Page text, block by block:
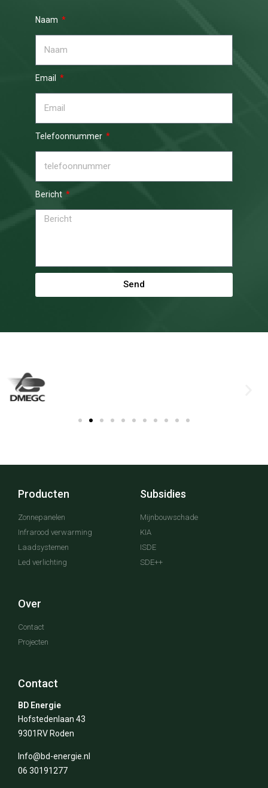
Naam
Email
Telefoonnummer
Bericht
Send
Producten
Zonnepanelen
Infrarood verwarming
Laadsystemen
Led verlichting
Subsidies
Mijnbouwschade
KIA
ISDE
SDE++
Over
Contact
Projecten
Contact
BD Energie
Hofstedenlaan 43
9301RV Roden
Info@bd-energie.nl
06 30191277